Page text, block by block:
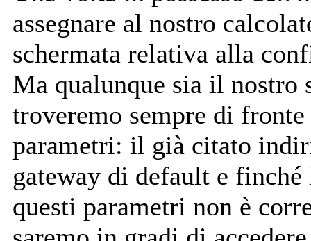
assegnare al nostro
schermata relativa alla
Ma qualunque sia il nostro
troveremo sempre di
parametri: il già citato
gateway di default e
questi parametri non è